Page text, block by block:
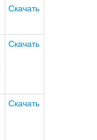
Скачать
Скачать
Скачать